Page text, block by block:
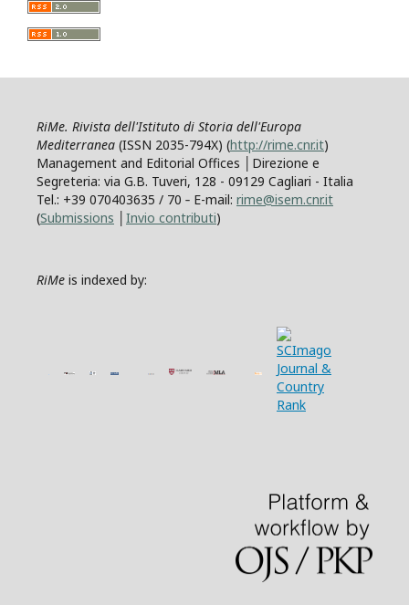
RiMe. Rivista dell'Istituto di Storia dell'Europa
Mediterranea (ISSN 2035-794X) (http://rime.cnr.it)
Management and Editorial Offices │Direzione e
Segreteria: via G.B. Tuveri, 128 - 09129 Cagliari - Italia
Tel.: +39 070403635 / 70 ‐ E-mail: rime@isem.cnr.it
(Submissions Invio contributi)
RiMe is indexed by: